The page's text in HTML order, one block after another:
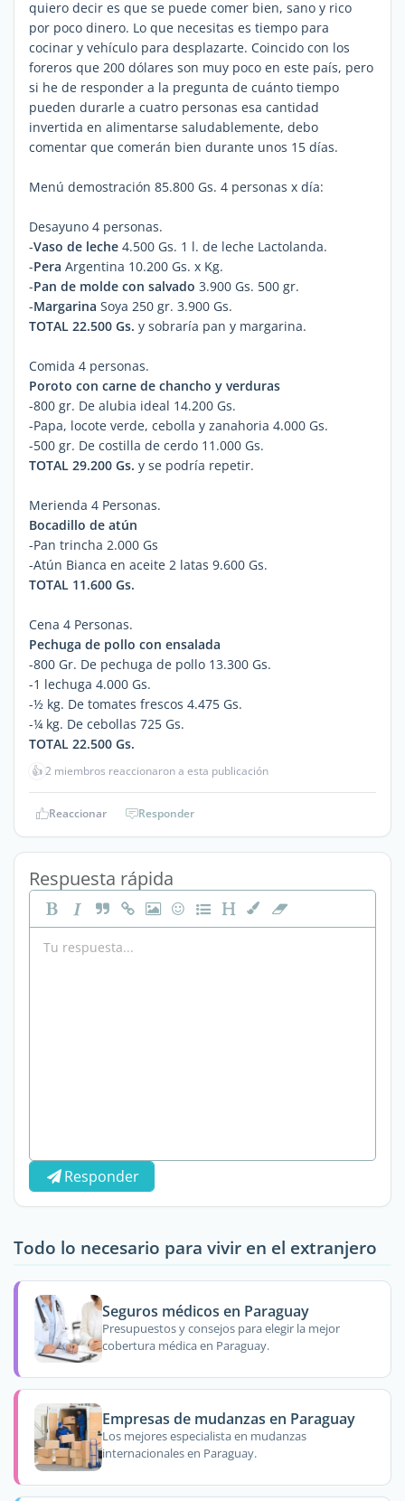
quiero decir es que se puede comer bien, sano y rico
por poco dinero. Lo que necesitas es tiempo para
cocinar y vehículo para desplazarte. Coincido con los
foreros que 200 dólares son muy poco en este país, pero
si he de responder a la pregunta de cuánto tiempo
pueden durarle a cuatro personas esa cantidad
invertida en alimentarse saludablemente, debo
comentar que comerán bien durante unos 15 días.
Menú demostración 85.800 Gs. 4 personas x día:
Desayuno 4 personas.
-Vaso de leche 4.500 Gs. 1 l. de leche Lactolanda.
-Pera Argentina 10.200 Gs. x Kg.
-Pan de molde con salvado 3.900 Gs. 500 gr.
-Margarina Soya 250 gr. 3.900 Gs.
TOTAL 22.500 Gs. y sobraría pan y margarina.
Comida 4 personas.
Poroto con carne de chancho y verduras
-800 gr. De alubia ideal 14.200 Gs.
-Papa, locote verde, cebolla y zanahoria 4.000 Gs.
-500 gr. De costilla de cerdo 11.000 Gs.
TOTAL 29.200 Gs. y se podría repetir.
Merienda 4 Personas.
Bocadillo de atún
-Pan trincha 2.000 Gs
-Atún Bianca en aceite 2 latas 9.600 Gs.
TOTAL 11.600 Gs.
Cena 4 Personas.
Pechuga de pollo con ensalada
-800 Gr. De pechuga de pollo 13.300 Gs.
-1 lechuga 4.000 Gs.
-½ kg. De tomates frescos 4.475 Gs.
-¼ kg. De cebollas 725 Gs.
TOTAL 22.500 Gs.
👍2 miembros reaccionaron a esta publicación
Reaccionar Responder
Respuesta rápida
Responder
Todo lo necesario para vivir en el extranjero
Seguros médicos en Paraguay
Presupuestos y consejos para elegir la mejor
cobertura médica en Paraguay.
Empresas de mudanzas en Paraguay
Los mejores especialista en mudanzas
internacionales en Paraguay.